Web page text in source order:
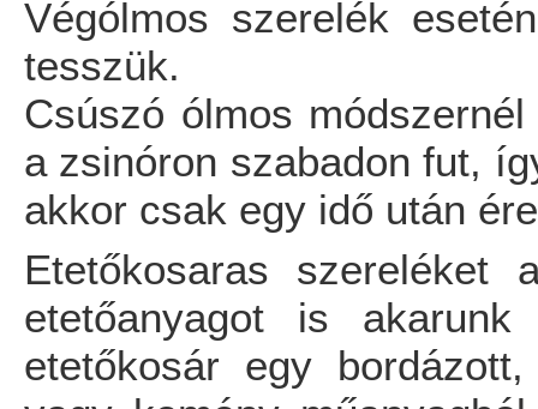
Végólmos szerelék
tesszük.
Csúszó ólmos
a zsinóron szabadon fut,
akkor csak egy idő után
Etetőkosaras szereléket
etetőanyagot is
etetőkosár egy